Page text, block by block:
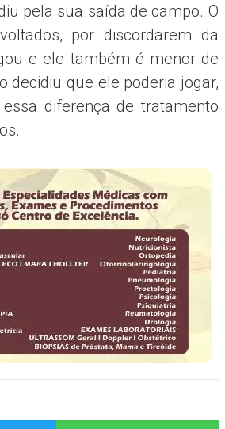
pela sua saída de campo. O
por discordarem da
e ele também é menor de
decidiu que ele poderia jogar,
diferença de tratamento